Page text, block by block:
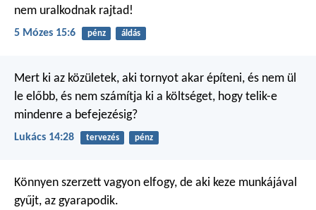
nem uralkodnak rajtad!
5 Mózes 15:6 pénz áldás
Mert ki az közületek, aki tornyot akar építeni, és nem ül
le előbb, és nem számítja ki a költséget, hogy telik-e
mindenre a befejezésig?
Lukács 14:28 tervezés pénz
Könnyen szerzett vagyon elfogy, de aki keze munkájával
gyűjt, az gyarapodik.